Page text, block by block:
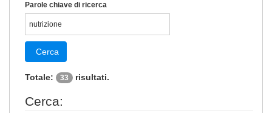
Parole chiave di ricerca
Cerca
Totale: 33 risultati.
Cerca: